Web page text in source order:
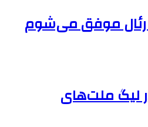
رئال موفق می‌شوم
لیگ ملت‌های